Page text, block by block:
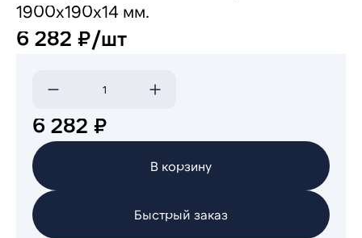
1900х190x14 мм.
6 282 ₽/шт
6 282 ₽
В корзину
Быстрый заказ